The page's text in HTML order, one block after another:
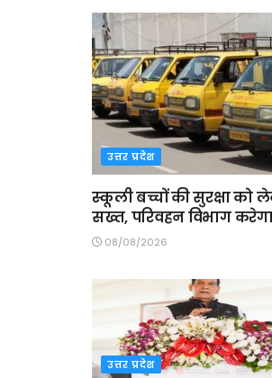
उत्तर प्रदेश
स्कूली बच्चों की सुरक्षा को
सख्त, परिवहन विभाग
08/08/2026
उत्तर प्रदेश